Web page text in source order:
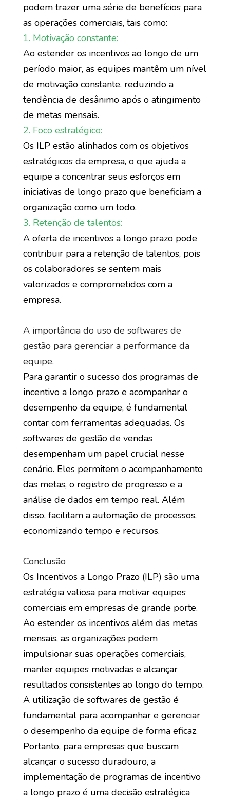
podem trazer uma série de benefícios para
as operações comerciais, tais como:
1. Motivação constante:
Ao estender os incentivos ao longo de um
período maior, as equipes mantêm um nível
de motivação constante, reduzindo a
tendência de desânimo após o atingimento
de metas mensais.
2. Foco estratégico:
Os ILP estão alinhados com os objetivos
estratégicos da empresa, o que ajuda a
equipe a concentrar seus esforços em
iniciativas de longo prazo que beneficiam a
organização como um todo.
3. Retenção de talentos:
A oferta de incentivos a longo prazo pode
contribuir para a retenção de talentos, pois
os colaboradores se sentem mais
valorizados e comprometidos com a
empresa.
A importância do uso de softwares de
gestão para gerenciar a performance da
equipe.
Para garantir o sucesso dos programas de
incentivo a longo prazo e acompanhar o
desempenho da equipe, é fundamental
contar com ferramentas adequadas. Os
softwares de gestão de vendas
desempenham um papel crucial nesse
cenário. Eles permitem o acompanhamento
das metas, o registro de progresso e a
análise de dados em tempo real. Além
disso, facilitam a automação de processos,
economizando tempo e recursos.
Conclusão
Os Incentivos a Longo Prazo (ILP) são uma
estratégia valiosa para motivar equipes
comerciais em empresas de grande porte.
Ao estender os incentivos além das metas
mensais, as organizações podem
impulsionar suas operações comerciais,
manter equipes motivadas e alcançar
resultados consistentes ao longo do tempo.
A utilização de softwares de gestão é
fundamental para acompanhar e gerenciar
o desempenho da equipe de forma eficaz.
Portanto, para empresas que buscam
alcançar o sucesso duradouro, a
implementação de programas de incentivo
a longo prazo é uma decisão estratégica